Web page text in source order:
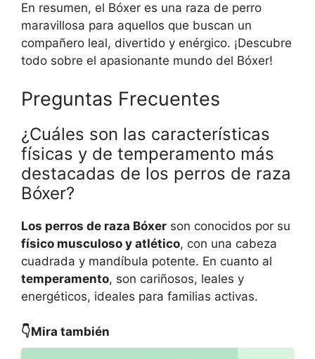
En resumen, el Bóxer es una raza de perro
maravillosa para aquellos que buscan un
compañero leal, divertido y enérgico. ¡Descubre
todo sobre el apasionante mundo del Bóxer!
Preguntas Frecuentes
¿Cuáles son las características
físicas y de temperamento más
destacadas de los perros de raza
Bóxer?
Los perros de raza Bóxer son conocidos por su
físico musculoso y atlético, con una cabeza
cuadrada y mandíbula potente. En cuanto al
temperamento, son cariñosos, leales y
energéticos, ideales para familias activas.
👇Mira también